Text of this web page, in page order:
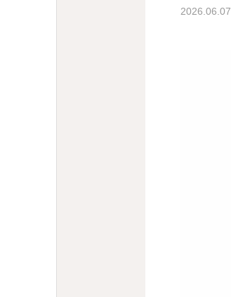
2026.06.07